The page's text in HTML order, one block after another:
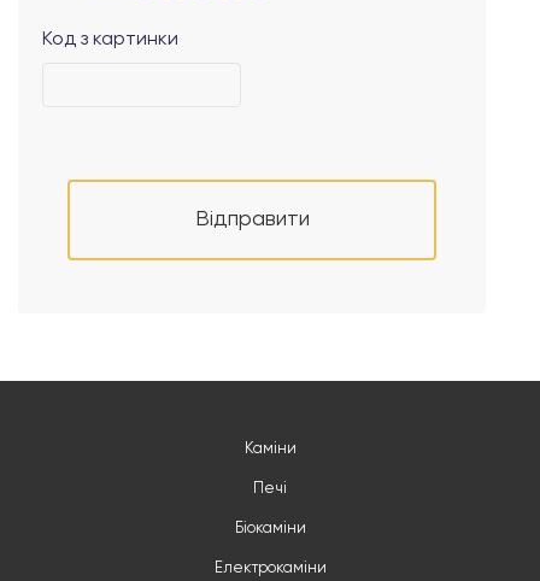
Код з картинки
Відправити
Каміни
Печі
Біокаміни
Електрокаміни